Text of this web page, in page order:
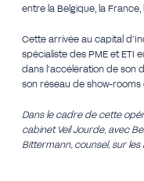
entre la Belgique, la
Cette arrivée au capital
spécialiste des PME et ETI
dans l’accélération de son
son réseau de show-rooms
Dans le cadre de cette
cabinet Veil Jourde, avec
Bittermann, counsel, sur les